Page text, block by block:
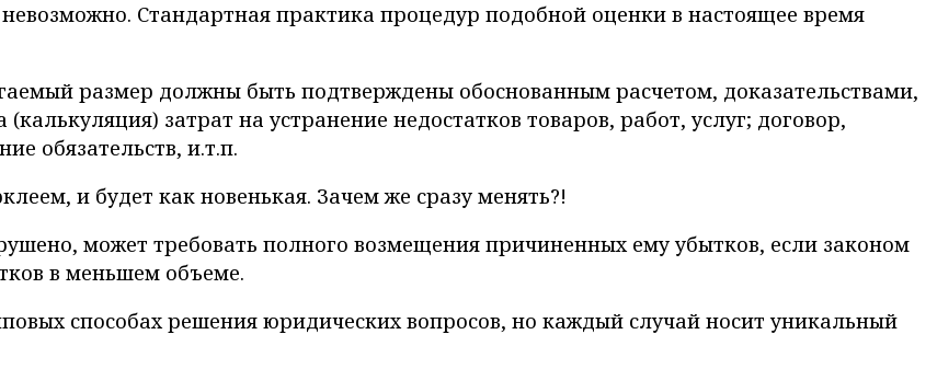
Стандартная практика процедур подобной оценки в настоящее время
размер должны быть подтверждены обоснованным расчетом, доказательствами,
затрат на устранение недостатков товаров, работ, услуг; договор,
обязательств, и.т.п.
и будет как новенькая. Зачем же сразу менять?!
может требовать полного возмещения причиненных ему убытков, если законом
в меньшем объеме.
способах решения юридических вопросов, но каждый случай носит уникальный